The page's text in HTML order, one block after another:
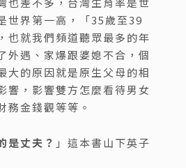
世界第一高，「35歲至39
也就我們頻道聽眾最多的年
外遇、家爆跟婆媳不合，個
大的原因就是原生父母的相
響，影響雙方怎麼看待男女
務金錢觀等等。
是丈夫？ 」這本書山下英子